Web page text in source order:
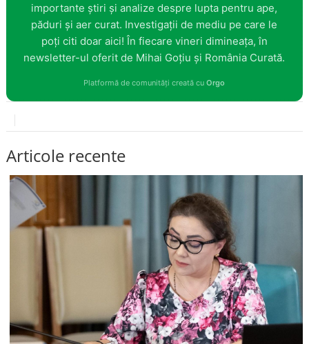
importante știri și analize despre lupta pentru ape,
păduri și aer curat. Investigații de mediu pe care le
poți citi doar aici! În fiecare vineri dimineața, în
newsletter-ul oferit de Mihai Goțiu și România Curată.
Platformă de comunități creată cuOrgo
Articole recente